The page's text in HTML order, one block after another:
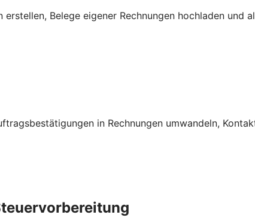
erstellen, Belege eigener Rechnungen hochladen und
in Rechnungen umwandeln,